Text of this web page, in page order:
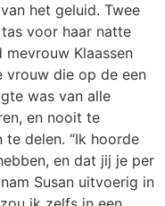
het geluid. Twee
voor haar natte
Klaassen
vrouw die op de een
was van alle
en nooit te
delen. “Ik hoorde
en dat jij je per
Susan uitvoerig in